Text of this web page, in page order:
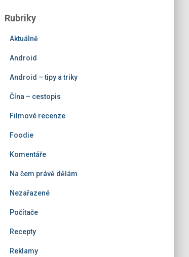
d
Rubriky
Aktuálně
Android
Android – tipy a triky
Čína – cestopis
Filmové recenze
Foodie
Komentáře
Na čem právě dělám
Nezařazené
Počítače
Recepty
Reklamy